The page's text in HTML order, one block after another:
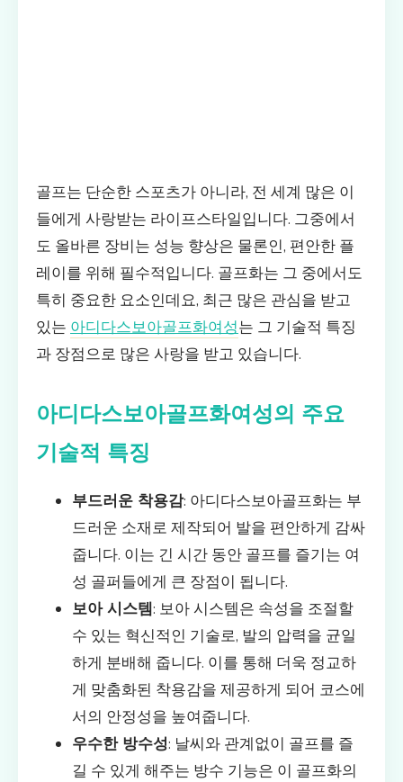
골프는 단순한 스포츠가 아니라, 전 세계 많은 이
들에게 사랑받는 라이프스타일입니다. 그중에서
도 올바른 장비는 성능 향상은 물론인, 편안한 플
레이를 위해 필수적입니다. 골프화는 그 중에서도
특히 중요한 요소인데요, 최근 많은 관심을 받고
있는 아디다스보아골프화여성는 그 기술적 특징
과 장점으로 많은 사랑을 받고 있습니다.
아디다스보아골프화여성의 주요
기술적 특징
부드러운 착용감: 아디다스보아골프화는 부
드러운 소재로 제작되어 발을 편안하게 감싸
줍니다. 이는 긴 시간 동안 골프를 즐기는 여
성 골퍼들에게 큰 장점이 됩니다.
보아 시스템: 보아 시스템은 속성을 조절할
수 있는 혁신적인 기술로, 발의 압력을 균일
하게 분배해 줍니다. 이를 통해 더욱 정교하
게 맞춤화된 착용감을 제공하게 되어 코스에
서의 안정성을 높여줍니다.
우수한 방수성: 날씨와 관계없이 골프를 즐
길 수 있게 해주는 방수 기능은 이 골프화의